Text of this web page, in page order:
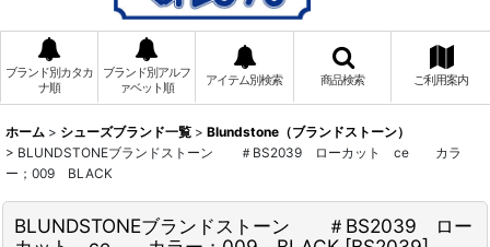
ブランド別カタカ
ナ順
ブランド別アルフ
ァベット順
アイテム別検索 商品検索 ご利用案内
ホーム > シューズブランド一覧 > Blundstone（ブランドストーン）
> BLUNDSTONEブランドストーン ＃BS2039 ローカット ce カラ
ー；009 BLACK
BLUNDSTONEブランドストーン ＃BS2039 ロー